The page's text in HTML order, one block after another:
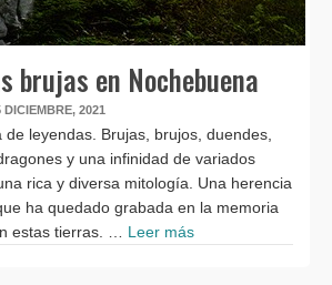
brujas en Nochebuena
DICIEMBRE, 2021
de leyendas. Brujas, brujos, duendes,
y una infinidad de variados
rica y diversa mitología. Una herencia
ha quedado grabada en la memoria
estas tierras. … Leer más